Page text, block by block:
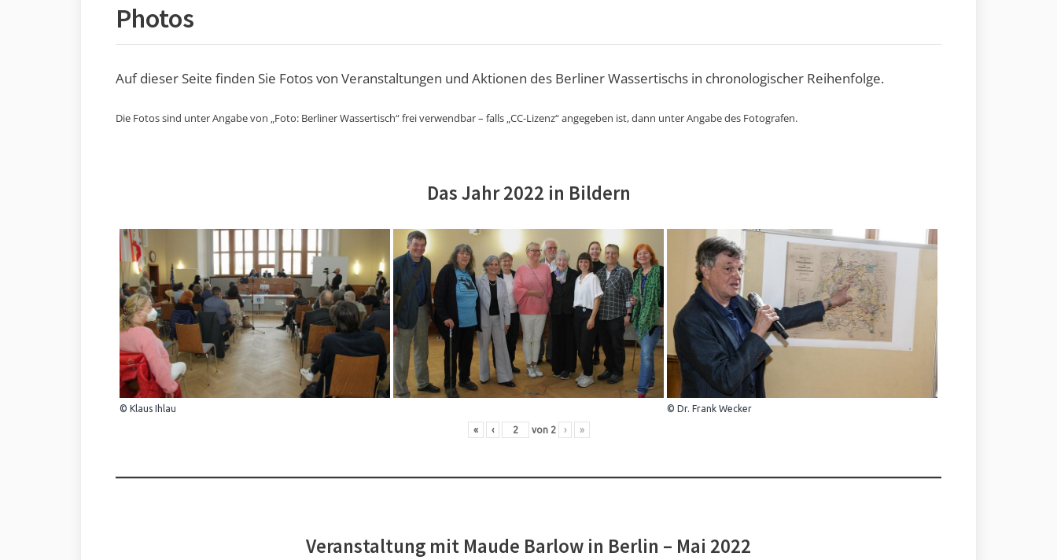
Photos
Auf dieser Seite finden Sie Fotos von Veranstaltungen und Aktionen des Berliner Wassertischs in chronologischer Reihenfolge.
Die Fotos sind unter Angabe von „Foto: Berliner Wassertisch“ frei verwendbar – falls „CC-Lizenz“ angegeben ist, dann unter Angabe des Fotografen.
Das Jahr 2022 in Bildern
© Klaus Ihlau © Dr. Frank Wecker
« ‹ von 2 › »
Veranstaltung mit Maude Barlow in Berlin – Mai 2022